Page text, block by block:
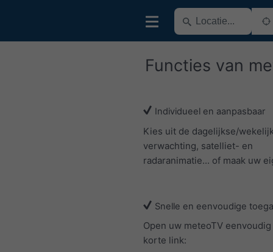
Functies van
Individueel en aanpasbaar
Kies uit de dagelijkse/
verwachting, satelliet- en
radaranimatie... of maak uw
Snelle en eenvoudige
Open uw meteoTV
korte link: